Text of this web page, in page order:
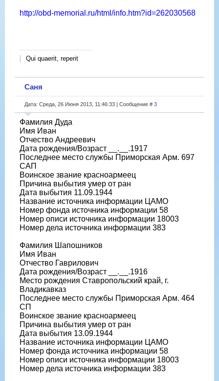
http://obd-memorial.ru/html/info.htm?id=262030568
Qui quaerit, reperit
Саня
Дата: Среда, 26 Июня 2013, 11:46:33 | Сообщение # 3
Фамилия Дуда
Имя Иван
Отчество Андреевич
Дата рождения/Возраст __.__.1917
Последнее место службы Приморская Арм. 697
САП
Воинское звание красноармеец
Причина выбытия умер от ран
Дата выбытия 11.09.1944
Название источника информации ЦАМО
Номер фонда источника информации 58
Номер описи источника информации 18003
Номер дела источника информации 383
Фамилия Шапошников
Имя Иван
Отчество Гаврилович
Дата рождения/Возраст __.__.1916
Место рождения Ставропольский край, г.
Владикавказ
Последнее место службы Приморская Арм. 464
СП
Воинское звание красноармеец
Причина выбытия умер от ран
Дата выбытия 13.09.1944
Название источника информации ЦАМО
Номер фонда источника информации 58
Номер описи источника информации 18003
Номер дела источника информации 383